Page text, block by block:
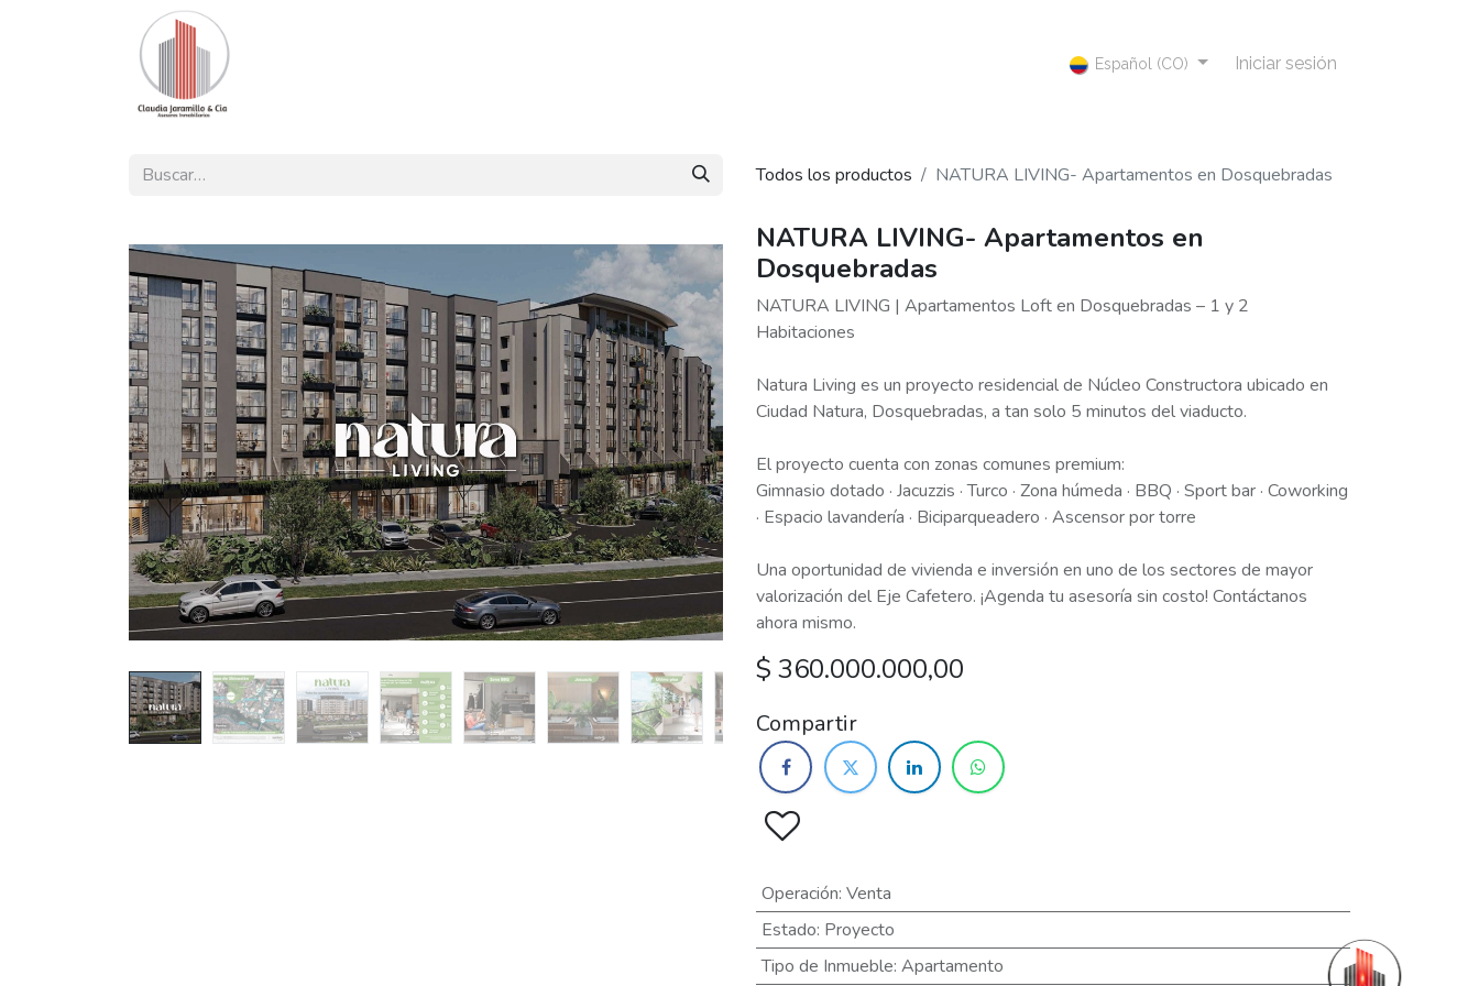
Español (CO) Iniciar sesión
Todos los productos NATURA LIVING- Apartamentos en Dosquebradas
NATURA LIVING- Apartamentos en
Dosquebradas
NATURA LIVING | Apartamentos Loft en Dosquebradas – 1 y 2
Habitaciones
Natura Living es un proyecto residencial de Núcleo Constructora ubicado en
Ciudad Natura, Dosquebradas, a tan solo 5 minutos del viaducto.
El proyecto cuenta con zonas comunes premium:
Gimnasio dotado · Jacuzzis · Turco · Zona húmeda · BBQ · Sport bar · Coworking
· Espacio lavandería · Biciparqueadero · Ascensor por torre
Una oportunidad de vivienda e inversión en uno de los sectores de mayor
valorización del Eje Cafetero. ¡Agenda tu asesoría sin costo! Contáctanos
ahora mismo.
$ 360.000.000,00
Compartir
Operación: Venta
Estado: Proyecto
Tipo de Inmueble: Apartamento